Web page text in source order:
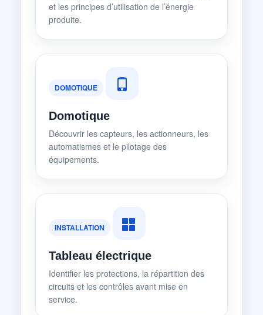
et les principes d’utilisation de l’énergie
produite.
DOMOTIQUE
Domotique
Découvrir les capteurs, les actionneurs, les
automatismes et le pilotage des
équipements.
INSTALLATION
Tableau électrique
Identifier les protections, la répartition des
circuits et les contrôles avant mise en
service.